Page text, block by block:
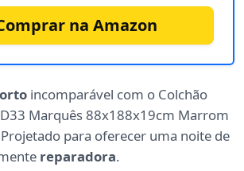
na Amazon
incomparável com o Colchão
Marquês 88x188x19cm Marrom
para oferecer uma noite de
reparadora.